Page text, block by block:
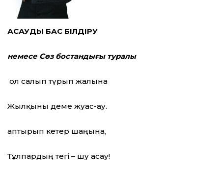
АСАУДЫ БАС БІЛДІРУ
немесе Сөз бостандығы туралы
Қол салып түрып жалына
Жылқыны деме жуас-ау.
Қаптырып кетер шаңына,
Тұлпардың тегі – шу асау!